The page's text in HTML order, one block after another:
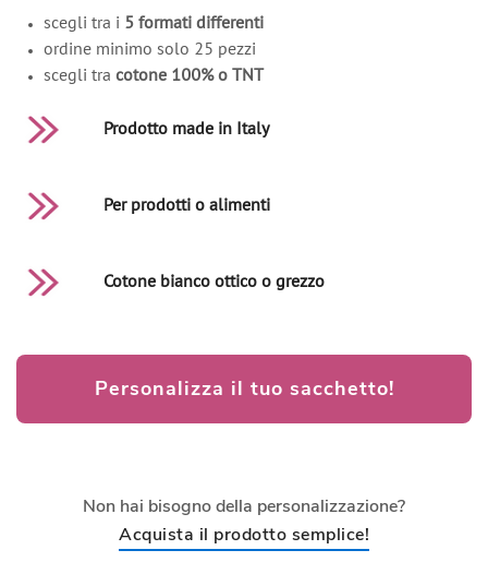
scegli tra i 5 formati differenti
ordine minimo solo 25 pezzi
scegli tra cotone 100% o TNT
Prodotto made in Italy
Per prodotti o alimenti
Cotone bianco ottico o grezzo
Personalizza il tuo sacchetto!
Non hai bisogno della personalizzazione?
Acquista il prodotto semplice!